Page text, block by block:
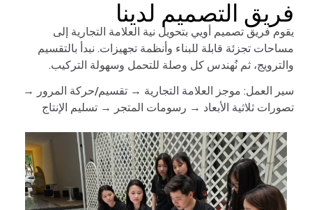
فريق التصميم لدينا
يقوم فريق تصميم أويي بتحويل نية العلامة التجارية إلى
مساحات تجزئة قابلة للبناء وأنظمة تجهيزات. نبدأ بالتقسيم
والترويج، ثم نُهندس كل وصلة للتحمل وسهولة التركيب.
سير العمل: موجز العلامة التجارية → تقسيم/حركة المرور →
تصورات ثلاثية الأبعاد → رسومات المتجر → تسليم الإنتاج